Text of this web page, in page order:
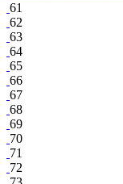
61
62
63
64
65
66
67
68
69
70
71
72